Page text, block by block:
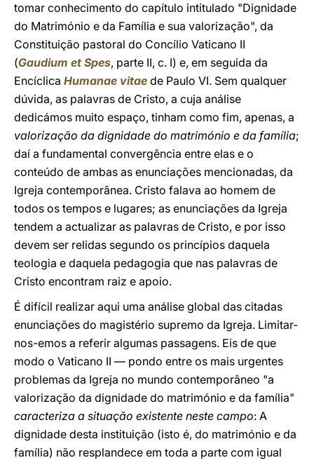
tomar conhecimento do capítulo intitulado "Dignidade
do Matrimónio e da Família e sua valorização", da
Constituição pastoral do Concílio Vaticano II
(Gaudium et Spes, parte II, c. I) e, em seguida da
Encíclica Humanae vitae de Paulo VI. Sem qualquer
dúvida, as palavras de Cristo, a cuja análise
dedicámos muito espaço, tinham como fim, apenas, a
valorização da dignidade do matrimónio e da família;
daí a fundamental convergência entre elas e o
conteúdo de ambas as enunciações mencionadas, da
Igreja contemporânea. Cristo falava ao homem de
todos os tempos e lugares; as enunciações da Igreja
tendem a actualizar as palavras de Cristo, e por isso
devem ser relidas segundo os princípios daquela
teologia e daquela pedagogia que nas palavras de
Cristo encontram raiz e apoio.
É difícil realizar aqui uma análise global das citadas
enunciações do magistério supremo da Igreja. Limitar-
nos-emos a referir algumas passagens. Eis de que
modo o Vaticano II — pondo entre os mais urgentes
problemas da Igreja no mundo contemporâneo "a
valorização da dignidade do matrimónio e da família"
caracteriza a situação existente neste campo: A
dignidade desta instituição (isto é, do matrimónio e da
família) não resplandece em toda a parte com igual